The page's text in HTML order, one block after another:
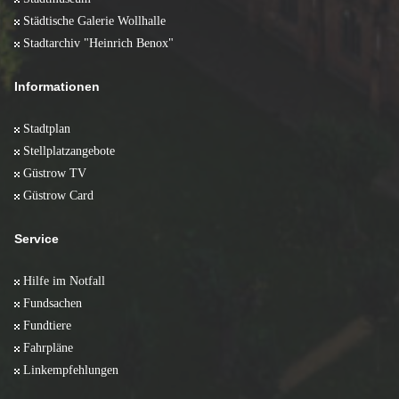
Städtische Galerie Wollhalle
Stadtarchiv "Heinrich Benox"
Informationen
Stadtplan
Stellplatzangebote
Güstrow TV
Güstrow Card
Service
Hilfe im Notfall
Fundsachen
Fundtiere
Fahrpläne
Linkempfehlungen